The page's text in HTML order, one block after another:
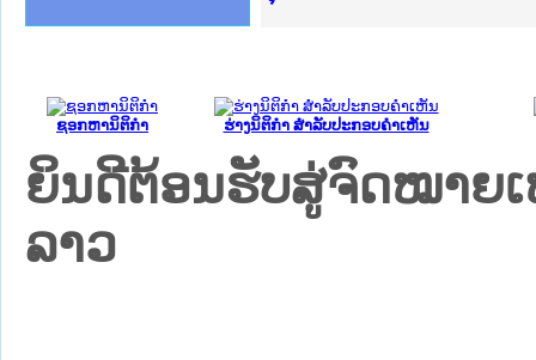
ຊອກຫານິຕິກໍາ ຮ່າງນິຕິກໍາ ສໍາລັບປະກອບຄໍາເຫັນ
ຍິນດີຕ້ອນຮັບສູ່ຈົດໝາຍເ
ລາວ